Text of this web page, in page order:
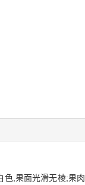
色,果面光滑无棱;果肉